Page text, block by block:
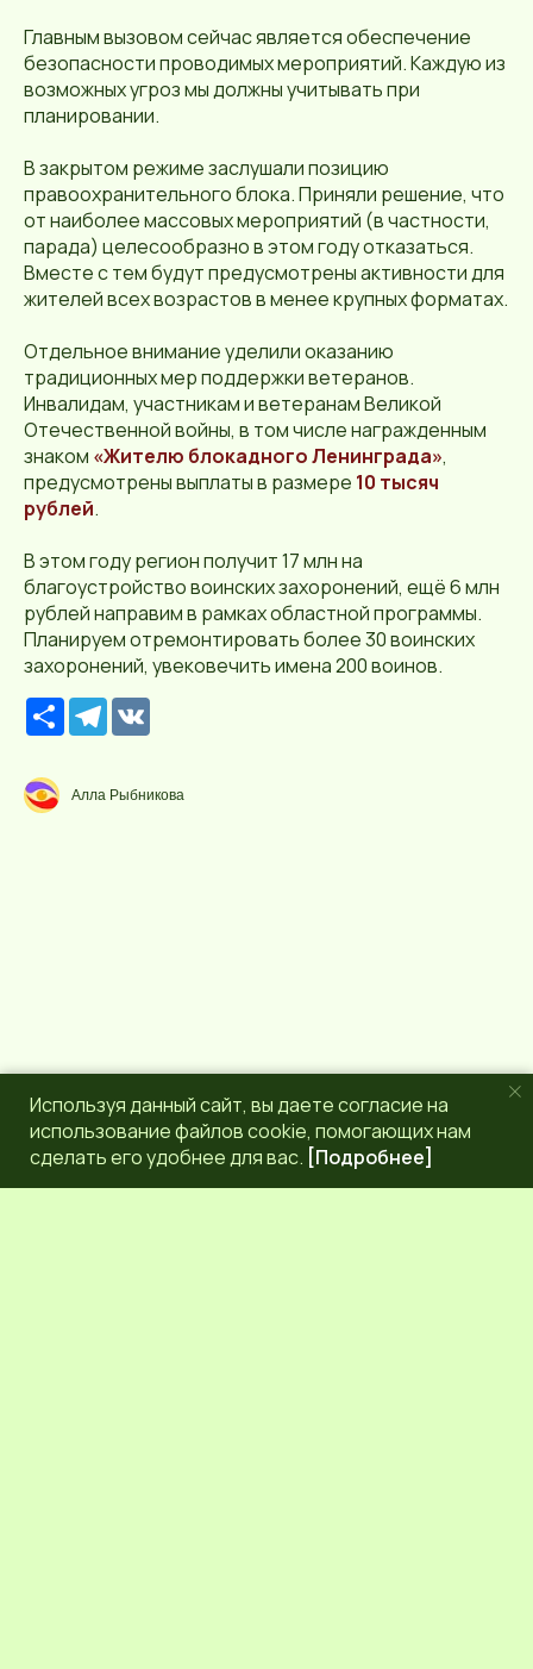
Главным вызовом сейчас является обеспечение
безопасности проводимых мероприятий. Каждую из
возможных угроз мы должны учитывать при
планировании.
В закрытом режиме заслушали позицию
правоохранительного блока. Приняли решение, что
от наиболее массовых мероприятий (в частности,
парада) целесообразно в этом году отказаться.
Вместе с тем будут предусмотрены активности для
жителей всех возрастов в менее крупных форматах.
Отдельное внимание уделили оказанию
традиционных мер поддержки ветеранов.
Инвалидам, участникам и ветеранам Великой
Отечественной войны, в том числе награжденным
знаком «Жителю блокадного Ленинграда»,
предусмотрены выплаты в размере 10 тысяч
рублей.
В этом году регион получит 17 млн на
благоустройство воинских захоронений, ещё 6 млн
рублей направим в рамках областной программы.
Планируем отремонтировать более 30 воинских
захоронений, увековечить имена 200 воинов.
Р
е
р
с
T
e
g
r
Алла Рыбникова
Используя данный сайт, вы даете согласие на
использование файлов cookie, помогающих нам
сделать его удобнее для вас. [Подробнее]